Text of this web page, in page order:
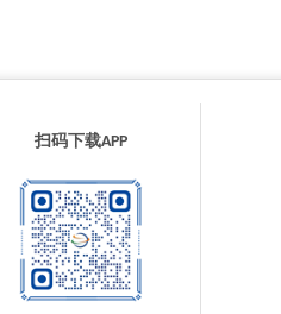
扫码下载APP